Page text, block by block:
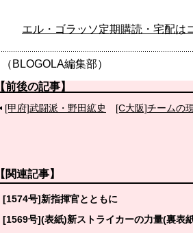
エル・ゴラッソ定期購読・宅配は
（BLOGOLA編集部）
【前後の記事】
[甲府]武闘派・野田絋史
[C大阪]チームの
【関連記事】
[1574号]新指揮官とともに
[1569号](表紙)新ストライカーの力量(裏表